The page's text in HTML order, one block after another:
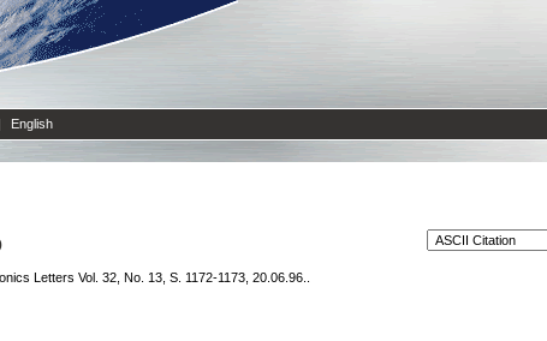
English
Letters Vol. 32, No. 13, S. 1172-1173, 20.06.96..